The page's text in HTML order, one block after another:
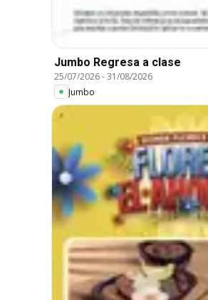
Jumbo Regresa a clase
25/07/2026-31/08/2026
Jumbo